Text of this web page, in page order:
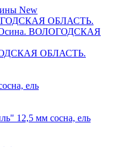
New
ОБЛАСТЬ.
Осина. ВОЛОГОДСКАЯ
ОБЛАСТЬ.
ель
12,5 мм сосна, ель